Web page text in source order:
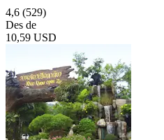
4,6 (529)
Des de
10,59 USD